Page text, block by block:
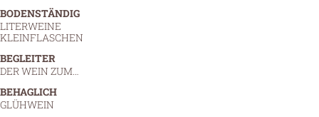
BODENSTÄNDIG
LITERWEINE
KLEINFLASCHEN
BEGLEITER
DER WEIN ZUM…
BEHAGLICH
GLÜHWEIN